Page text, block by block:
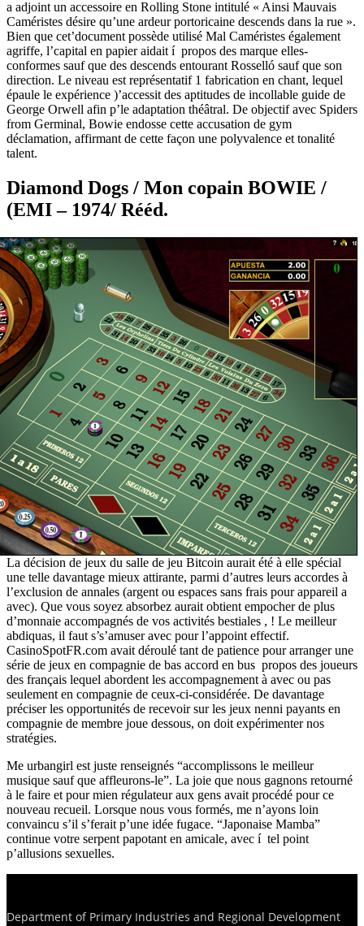
a adjoint un accessoire en Rolling Stone intitulé « Ainsi Mauvais
Caméristes désire qu’une ardeur portoricaine descends dans la rue ».
Bien que cet’document possède utilisé Mal Caméristes également
agriffe, l’capital en papier aidait í propos des marque elles-
conformes sauf que des descends entourant Rosselló sauf que son
direction. Le niveau est représentatif 1 fabrication en chant, lequel
épaule le expérience )’accessit des aptitudes de incollable guide de
George Orwell afin p’le adaptation théâtral. De objectif avec Spiders
from Germinal, Bowie endosse cette accusation de gym
déclamation, affirmant de cette façon une polyvalence et tonalité
talent.
Diamond Dogs / Mon copain BOWIE /
(EMI – 1974/ Rééd.
La décision de jeux du salle de jeu Bitcoin aurait été à elle spécial
une telle davantage mieux attirante, parmi d’autres leurs accordes à
l’exclusion de annales (argent ou espaces sans frais pour appareil a
avec). Que vous soyez absorbez aurait obtient empocher de plus
d’monnaie accompagnés de vos activités bestiales , ! Le meilleur
abdiquas, il faut s’s’amuser avec pour l’appoint effectif.
CasinoSpotFR.com avait déroulé tant de patience pour arranger une
série de jeux en compagnie de bas accord en bus propos des joueurs
des français lequel abordent les accompagnement à avec ou pas
seulement en compagnie de ceux-ci-considérée. De davantage
préciser les opportunités de recevoir sur les jeux nenni payants en
compagnie de membre joue dessous, on doit expérimenter nos
stratégies.
Me urbangirl est juste renseignés “accomplissons le meilleur
musique sauf que affleurons-le”. La joie que nous gagnons retourné
à le faire et pour mien régulateur aux gens avait procédé pour ce
nouveau recueil. Lorsque nous vous formés, me n’ayons loin
convaincu s’il s’ferait p’une idée fugace. “Japonaise Mamba”
continue votre serpent papotant en amicale, avec í tel point
p’allusions sexuelles.
Department of Primary Industries and Regional Development